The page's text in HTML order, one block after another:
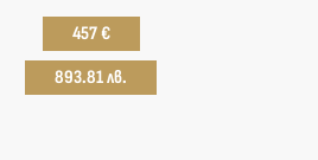
457 €
893.81 лв.